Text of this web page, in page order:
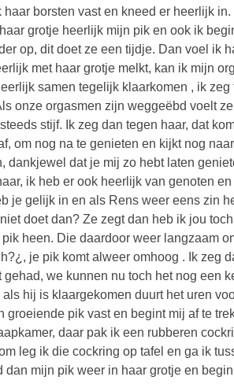
borsten vast en kneed er heerlijk
grotje heerlijk mijn pik en ook ik
op, dit doet ze een tijdje. Dan voel ik
met haar grotje melkt, kan ik mijn
samen tegelijk klaarkomen , ik
onze orgasmen zijn weggeëbd voelt
stijf. Ik zeg dan tegen haar, dat
om nog na te genieten en kijkt nog
dankjewel dat je mij zo hebt laten
ik heb er ook heerlijk van genoten
je gelijk in en als Rens weer eens zin
doet dan? Ze zegt dan heb ik jou
heen. Die daardoor weer langzaam
je pik komt alweer omhoog . Ik zeg
gehad, we kunnen nu toch het nog een
hij is klaargekomen duurt het uren
groeiende pik vast en begint mij af te
daar pak ik een rubberen
leg ik die cockring op tafel en ga ik
dan mijn pik weer in haar grotje en